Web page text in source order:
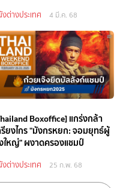
ต่างประเทศ 4 มี.ค. 68
Boxoffice] แกร่งกล้า
รียงไกร "มังกรหยก: จอมยุทธ์ผู้
ใหญ่" ผงาดครองแชมป์
ต่างประเทศ 25 ก.พ. 68